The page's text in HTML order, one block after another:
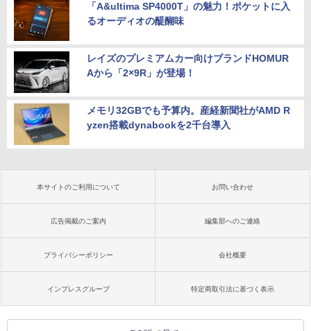
「A&ultima SP4000T」の魅力！ポケットに入
るオーディオの醍醐味
レイズのプレミアムカー向けブランドHOMUR
Aから「2×9R」が登場！
メモリ32GBでも予算内。産経新聞社がAMD R
yzen搭載dynabookを2千台導入
本サイトのご利用について お問い合わせ
広告掲載のご案内 編集部へのご連絡
プライバシーポリシー 会社概要
インプレスグループ 特定商取引法に基づく表示